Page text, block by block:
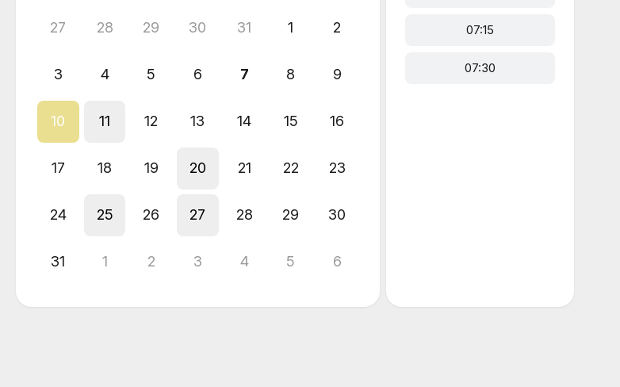
27 28 29 30 31 1 2
3 4 5 6 7 8 9
10 11 12 13 14 15 16
17 18 19 20 21 22 23
24 25 26 27 28 29 30
31 1 2 3 4 5 6
07:15
07:30